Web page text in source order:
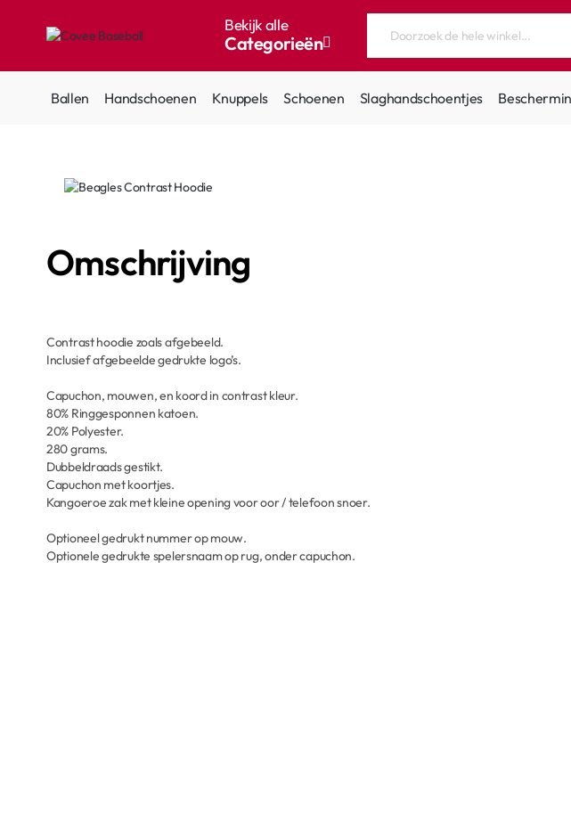
Bekijk alle
Categorieën
Doorzoek
winkel...
Ballen Handschoenen Knuppels Schoenen Slaghandschoentjes
Omschrijving
Contrast hoodie zoals afgebeeld.
Inclusief afgebeelde gedrukte logo’s.
Capuchon, mouwen, en koord in contrast kleur.
80% Ringgesponnen katoen.
20% Polyester.
280 grams.
Dubbeldraads gestikt.
Capuchon met koortjes.
Kangoeroe zak met kleine opening voor oor / telefoon snoer.
Optioneel gedrukt nummer op mouw.
Optionele gedrukte spelersnaam op rug, onder capuchon.